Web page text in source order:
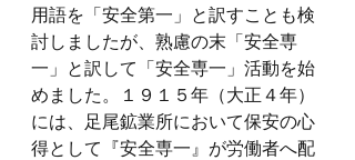
用語を「安全第一」と訳すことも検
討しましたが、熟慮の末「安全専
一」と訳して「安全専一」活動を始
めました。１９１５年（大正４年）
には、足尾鉱業所において保安の心
得として『安全専一』が労働者へ配